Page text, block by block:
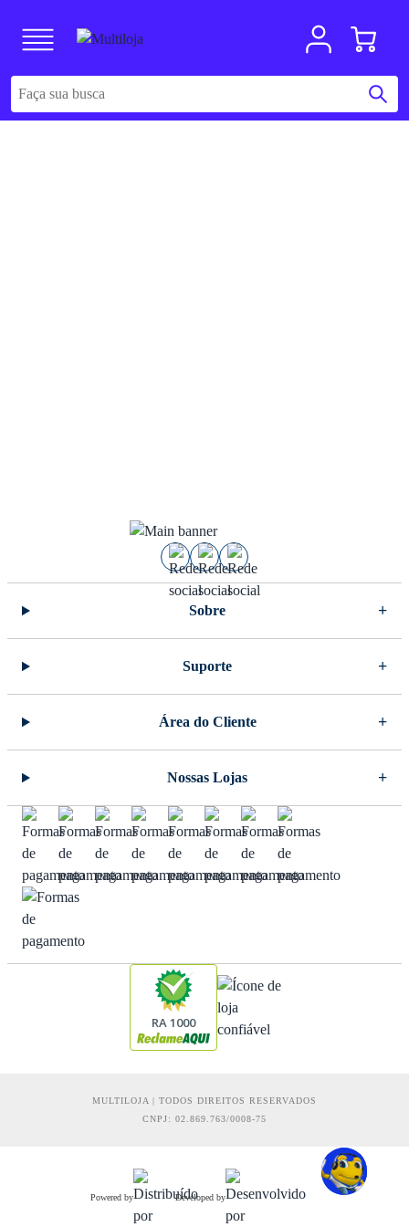
Sobre
Suporte
Área do Cliente
Nossas Lojas
RA 1000
MULTILOJA | TODOS DIREITOS RESERVADOS
CNPJ: 02.869.763/0008-75
Powered by Developed by